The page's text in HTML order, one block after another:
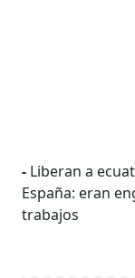
- Liberan a
España: eran
trabajos